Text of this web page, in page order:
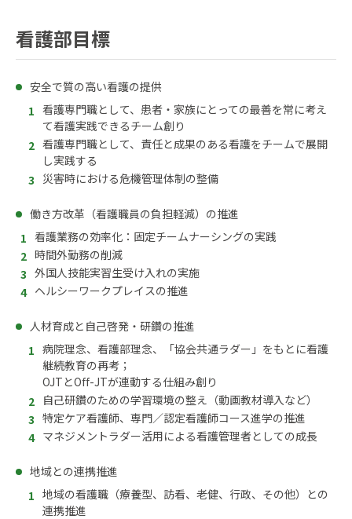
看護部目標
安全で質の高い看護の提供
看護専門職として、患者・家族にとっての最善を常に考え
て看護実践できるチーム創り
看護専門職として、責任と成果のある看護をチームで展開
し実践する
災害時における危機管理体制の整備
働き方改革（看護職員の負担軽減）の推進
看護業務の効率化：固定チームナーシングの実践
時間外勤務の削減
外国人技能実習生受け入れの実施
ヘルシーワークプレイスの推進
人材育成と自己啓発・研鑽の推進
病院理念、看護部理念、「協会共通ラダー」をもとに看護
継続教育の再考；
OJTとOff-JTが連動する仕組み創り
自己研鑽のための学習環境の整え（動画教材導入など）
特定ケア看護師、専門／認定看護師コース進学の推進
マネジメントラダー活用による看護管理者としての成長
地域との連携推進
地域の看護職（療養型、訪看、老健、行政、その他）との
連携推進